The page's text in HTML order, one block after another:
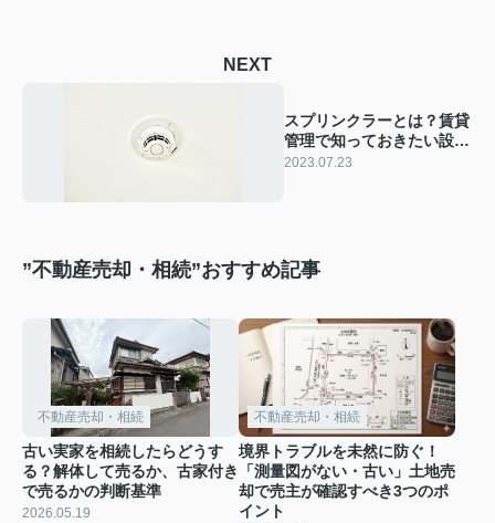
NEXT
スプリンクラーとは？賃貸
管理で知っておきたい設置
基準や種類もご紹介
2023.07.23
”不動産売却・相続”おすすめ記事
不動産売却・相続
古い実家を相続したらどうす
る？解体して売るか、古家付き
で売るかの判断基準
2026.05.19
不動産売却・相続
境界トラブルを未然に防ぐ！
「測量図がない・古い」土地売
却で売主が確認すべき3つのポ
イント